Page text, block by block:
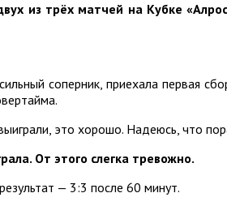
из трёх матчей на Кубке
соперник, приехала первая
это хорошо. Надеюсь, что
От этого слегка тревожно.
— 3:3 после 60 минут.